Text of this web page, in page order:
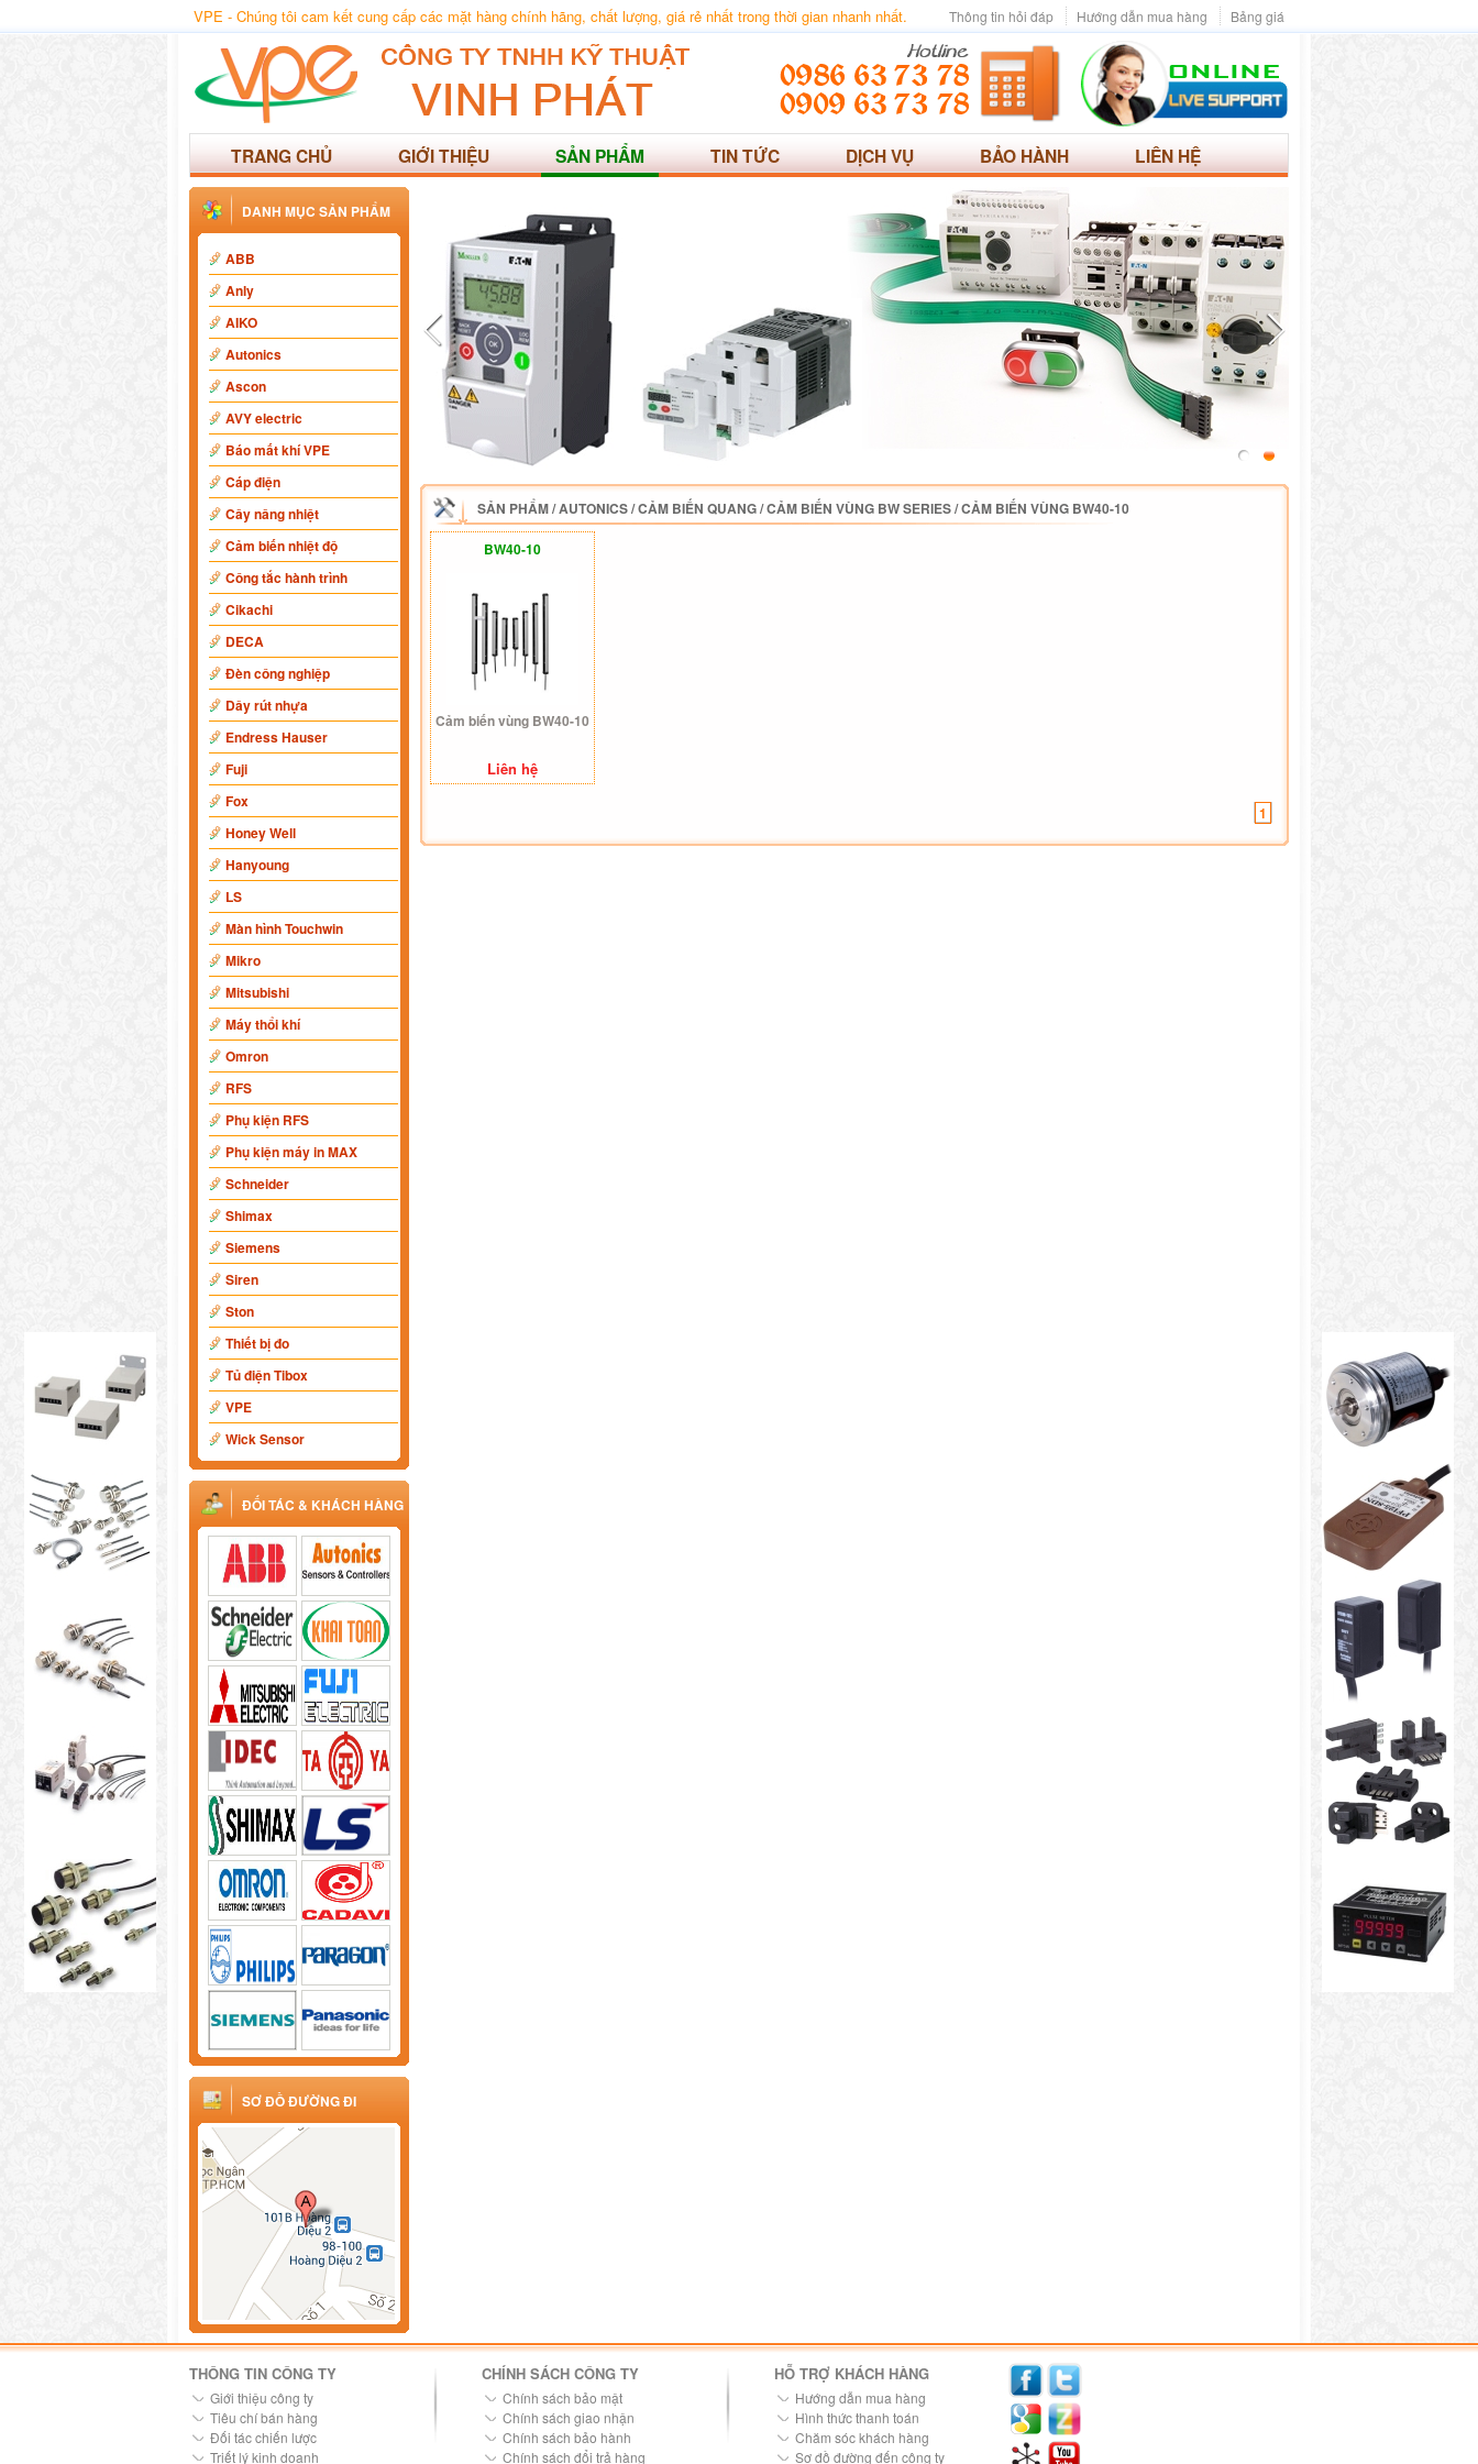
VPE - Chúng tôi cam kết cung cấp các mặt hàng chính hãng, chất lượng, giá rẻ nhất trong thời gian nhanh nhất. Bảng giá
Hướng dẫn mua hàng
Thông tin hỏi đáp
TRANG CHỦ GIỚI THIỆU SẢN PHẨM TIN TỨC DỊCH VỤ BẢO HÀNH LIÊN HỆ
DANH MỤC SẢN PHẨM
ABB
Anly
AIKO
Autonics
Ascon
AVY electric
Báo mất khí VPE
Cáp điện
Cây nâng nhiệt
Cảm biến nhiệt độ
Công tắc hành trình
Cikachi
DECA
Đèn công nghiệp
Dây rút nhựa
Endress Hauser
Fuji
Fox
Honey Well
Hanyoung
LS
Màn hình Touchwin
Mikro
Mitsubishi
Máy thổi khí
Omron
RFS
Phụ kiện RFS
Phụ kiện máy in MAX
Schneider
Shimax
Siemens
Siren
Ston
Thiết bị đo
Tủ điện Tibox
VPE
Wick Sensor
ĐỐI TÁC & KHÁCH HÀNG
SƠ ĐỒ ĐƯỜNG ĐI
SẢN PHẨM/AUTONICS/CẢM BIẾN QUANG/CẢM BIẾN VÙNG BW SERIES/CẢM BIẾN VÙNG BW40-10
BW40-10
Cảm biến vùng BW40-10
Liên hệ
1
THÔNG TIN CÔNG TY
Giới thiệu công ty
Tiêu chí bán hàng
Đối tác chiến lược
Triết lý kinh doanh
CHÍNH SÁCH CÔNG TY
Chính sách bảo mật
Chính sách giao nhận
Chính sách bảo hành
Chính sách đổi trả hàng
HỖ TRỢ KHÁCH HÀNG
Hướng dẫn mua hàng
Hình thức thanh toán
Chăm sóc khách hàng
Sơ đồ đường đến công ty